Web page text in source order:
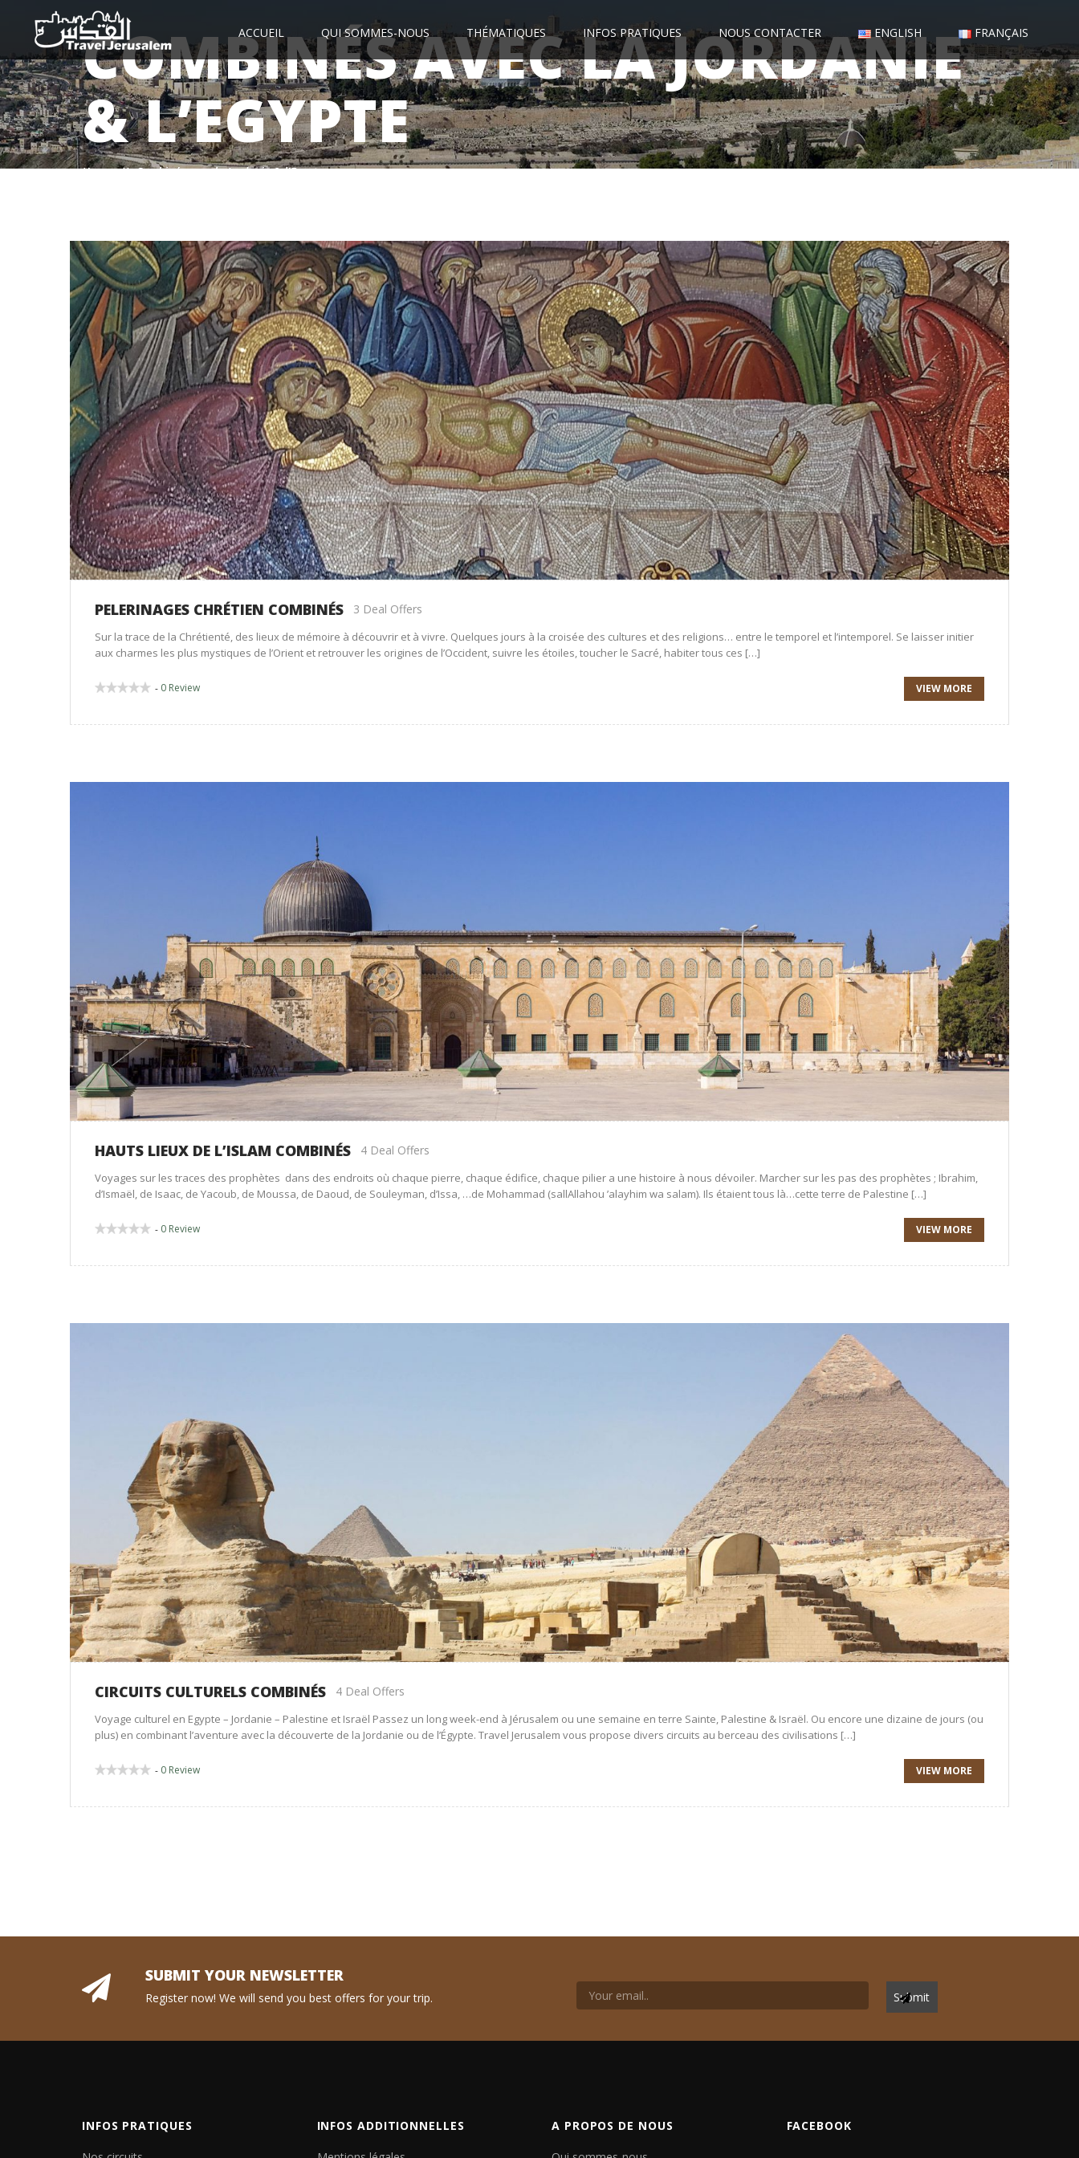
ACCUEIL QUI SOMMES-NOUS THÉMATIQUES INFOS PRATIQUES NOUS CONTACTER ENGLISH FRANÇAIS
COMBINÉS AVEC LA JORDANIE
& L’EGYPTE
Home // Combinés avec la Jordanie & l’Egypte
PELERINAGES CHRÉTIEN COMBINÉS 3 Deal Offers
Sur la trace de la Chrétienté, des lieux de mémoire à découvrir et à vivre. Quelques jours à la croisée des cultures et des religions… entre le temporel et l’intemporel. Se laisser initier
aux charmes les plus mystiques de l’Orient et retrouver les origines de l’Occident, suivre les étoiles, toucher le Sacré, habiter tous ces […]
- 0 Review VIEW MORE
HAUTS LIEUX DE L’ISLAM COMBINÉS 4 Deal Offers
Voyages sur les traces des prophètes dans des endroits où chaque pierre, chaque édifice, chaque pilier a une histoire à nous dévoiler. Marcher sur les pas des prophètes ; Ibrahim,
d’Ismaël, de Isaac, de Yacoub, de Moussa, de Daoud, de Souleyman, d’Issa, …de Mohammad (sallAllahou ’alayhim wa salam). Ils étaient tous là…cette terre de Palestine […]
- 0 Review VIEW MORE
CIRCUITS CULTURELS COMBINÉS 4 Deal Offers
Voyage culturel en Egypte – Jordanie – Palestine et Israël Passez un long week-end à Jérusalem ou une semaine en terre Sainte, Palestine & Israël. Ou encore une dizaine de jours (ou
plus) en combinant l’aventure avec la découverte de la Jordanie ou de l’Égypte. Travel Jerusalem vous propose divers circuits au berceau des civilisations […]
- 0 Review VIEW MORE
SUBMIT YOUR NEWSLETTER
Register now! We will send you best offers for your trip.
INFOS PRATIQUES INFOS ADDITIONNELLES A PROPOS DE NOUS FACEBOOK